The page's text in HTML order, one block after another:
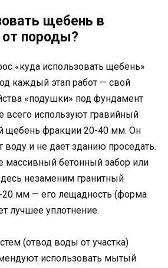
щебень в
от породы?
«куда использовать щебень»
каждый этап работ — свой
«подушки» под фундамент
всего используют гравийный
щебень фракции 20-40 мм. Он
воду и не дает зданию проседать.
массивный бетонный забор или
незаменим гранитный
мм — его лещадность (форма
лучшее уплотнение.
(отвод воды от участка)
использовать мытый